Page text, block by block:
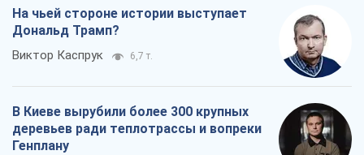
На чьей стороне истории выступает
Дональд Трамп?
Виктор Каспрук 6,7 т.
В Киеве вырубили более 300 крупных
деревьев ради теплотрассы и вопреки
Генплану